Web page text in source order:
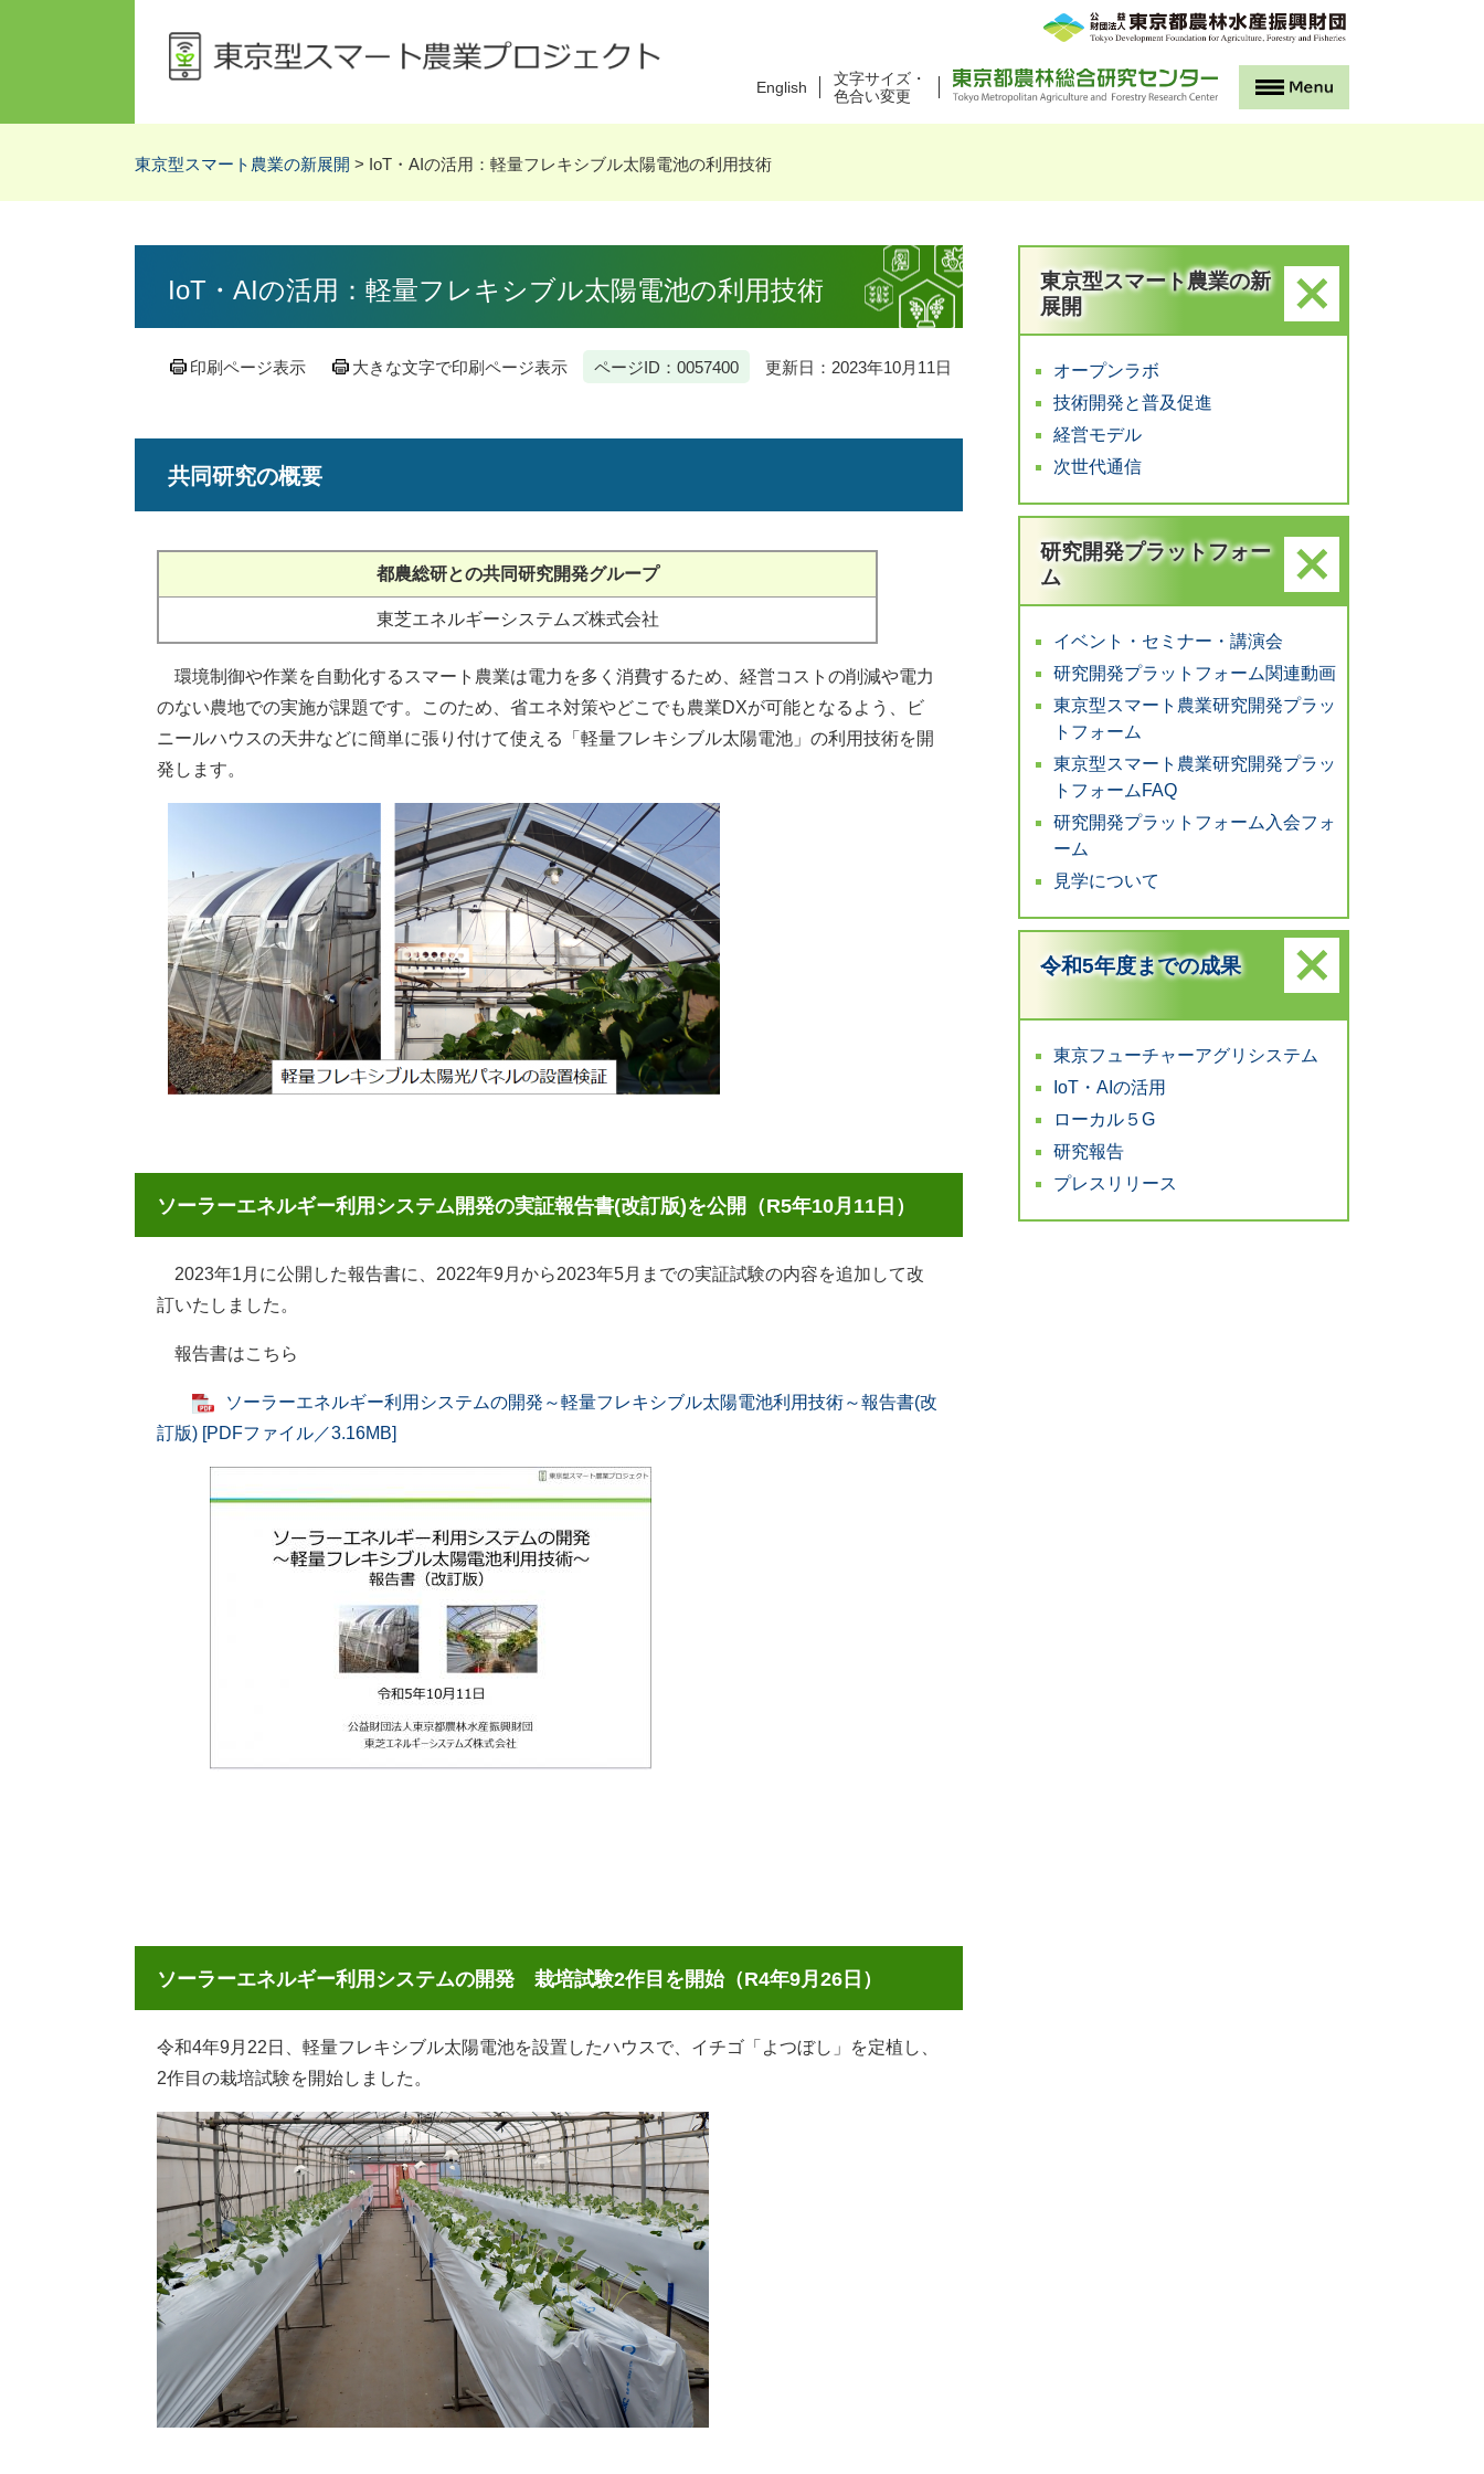
す。
し
English
文字サイズ・
色合い変更
メ
ニ
東京型スマート農業の新展開 > IoT・AIの活用：軽量フレキシブル太陽電池の利用技術
IoT・AIの活用：軽量フレキシブル太陽電池の利用技術
印刷ページ表示 大きな文字で印刷ページ表示 ページID：0057400 更新日：2023年10月11日
共同研究の概要
都農総研との共同研究開発グループ
東芝エネルギーシステムズ株式会社
環境制御や作業を自動化するスマート農業は電力を多く消費するため、経営コストの削減や電力
のない農地での実施が課題です。このため、省エネ対策やどこでも農業DXが可能となるよう、ビ
ニールハウスの天井などに簡単に張り付けて使える「軽量フレキシブル太陽電池」の利用技術を開
発します。
ソーラーエネルギー利用システム開発の実証報告書(改訂版)を公開（R5年10月11日）
2023年1月に公開した報告書に、2022年9月から2023年5月までの実証試験の内容を追加して改
訂いたしました。
報告書はこちら
ソーラーエネルギー利用システムの開発～軽量フレキシブル太陽電池利用技術～報告書(改
訂版) [PDFファイル／3.16MB]
ソーラーエネルギー利用システムの開発 栽培試験2作目を開始（R4年9月26日）
令和4年9月22日、軽量フレキシブル太陽電池を設置したハウスで、イチゴ「よつぼし」を定植し、
2作目の栽培試験を開始しました。
東京型スマート農業の新
展開
オープンラボ
技術開発と普及促進
経営モデル
次世代通信
研究開発プラットフォー
ム
イベント・セミナー・講演会
研究開発プラットフォーム関連動画
東京型スマート農業研究開発プラッ
トフォーム
東京型スマート農業研究開発プラッ
トフォームFAQ
研究開発プラットフォーム入会フォ
ーム
見学について
令和5年度までの成果
東京フューチャーアグリシステム
IoT・AIの活用
ローカル５G
研究報告
プレスリリース